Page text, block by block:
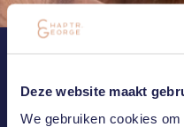
Deze website maakt
We gebruiken cookies
MAIL OF BEL